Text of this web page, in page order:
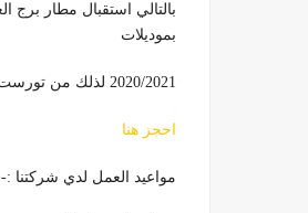
بموديلات
2020/2021 لذلك من تورست ليموزين 01121761951 بالتالي
احجز هنا
مواعيد العمل لدي شركتنا :-